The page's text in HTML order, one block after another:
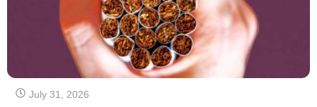
July 31, 2026